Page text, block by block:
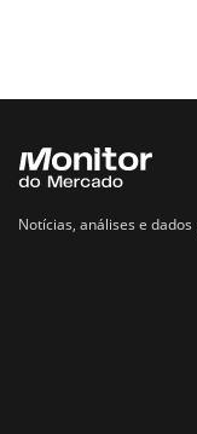
Notícias, análises e